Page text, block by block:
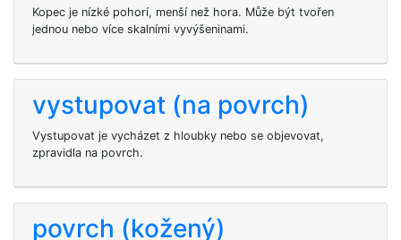
Kopec je nízké pohorí, menší než hora. Může být tvořen
jednou nebo více skalními vyvýšeninami.
vystupovat (na povrch)
Vystupovat je vycházet z hloubky nebo se objevovat,
zpravidla na povrch.
povrch (kožený)